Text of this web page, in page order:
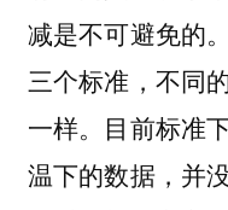
减是不可避免的
三个标准，不同
一样。目前标准
温下的数据，并